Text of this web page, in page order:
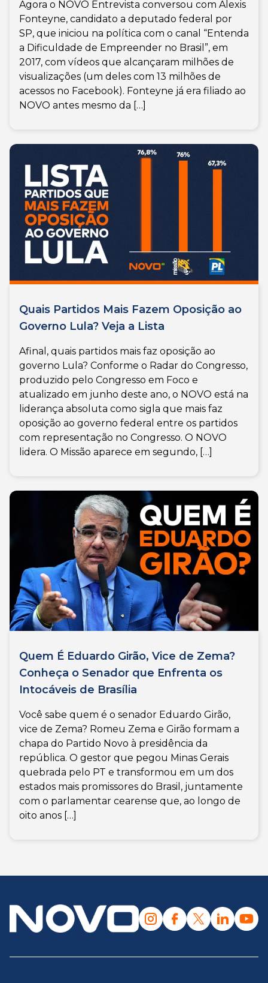
Agora o NOVO Entrevista conversou com Alexis
Fonteyne, candidato a deputado federal por
SP, que iniciou na política com o canal “Entenda
a Dificuldade de Empreender no Brasil”, em
2017, com vídeos que alcançaram milhões de
visualizações (um deles com 13 milhões de
acessos no Facebook). Fonteyne já era filiado ao
NOVO antes mesmo da […]
Quais Partidos Mais Fazem Oposição ao
Governo Lula? Veja a Lista
Afinal, quais partidos mais faz oposição ao
governo Lula? Conforme o Radar do Congresso,
produzido pelo Congresso em Foco e
atualizado em junho deste ano, o NOVO está na
liderança absoluta como sigla que mais faz
oposição ao governo federal entre os partidos
com representação no Congresso. O NOVO
lidera. O Missão aparece em segundo, […]
Quem É Eduardo Girão, Vice de Zema?
Conheça o Senador que Enfrenta os
Intocáveis de Brasília
Você sabe quem é o senador Eduardo Girão,
vice de Zema? Romeu Zema e Girão formam a
chapa do Partido Novo à presidência da
república. O gestor que pegou Minas Gerais
quebrada pelo PT e transformou em um dos
estados mais promissores do Brasil, juntamente
com o parlamentar cearense que, ao longo de
oito anos […]